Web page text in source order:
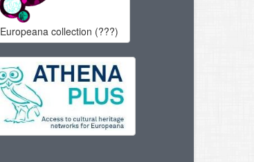
Europeana collection (???)